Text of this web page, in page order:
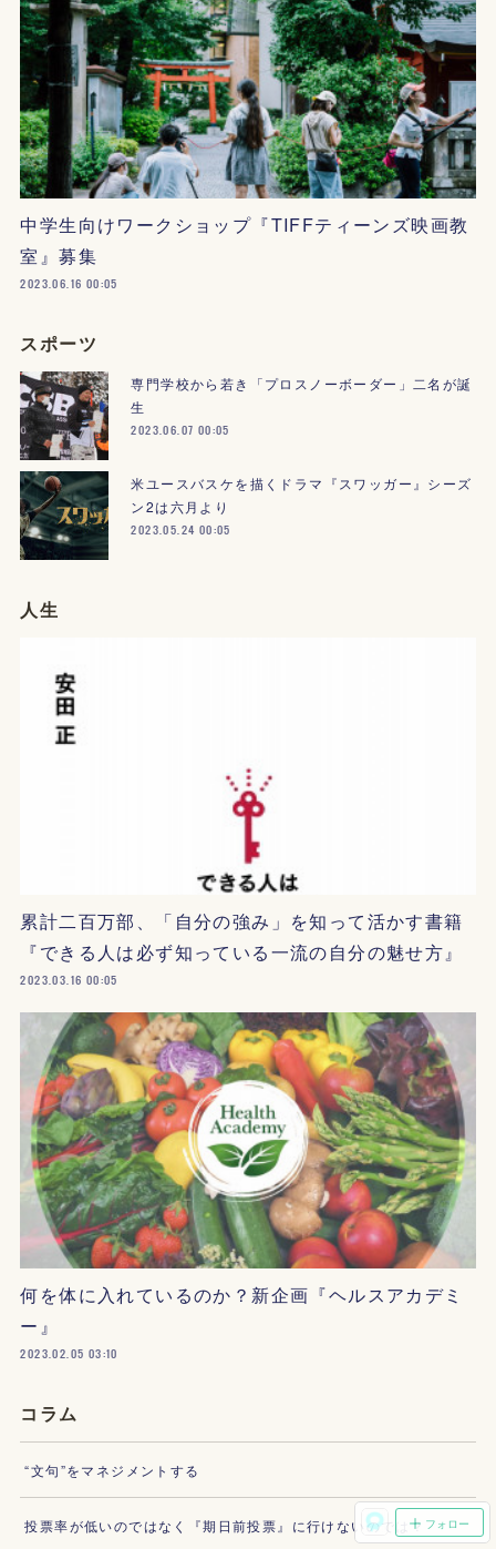
中学生向けワークショップ『TIFFティーンズ映画教
室』募集
2023.06.16 00:05
スポーツ
専門学校から若き「プロスノーボーダー」二名が誕
生
2023.06.07 00:05
米ユースバスケを描くドラマ『スワッガー』シーズ
ン2は六月より
2023.05.24 00:05
人生
累計二百万部、「自分の強み」を知って活かす書籍
『できる人は必ず知っている一流の自分の魅せ方』
2023.03.16 00:05
何を体に入れているのか？新企画『ヘルスアカデミ
ー』
2023.02.05 03:10
コラム
“文句”をマネジメントする
投票率が低いのではなく『期日前投票』に行けないのでは？ フォロー